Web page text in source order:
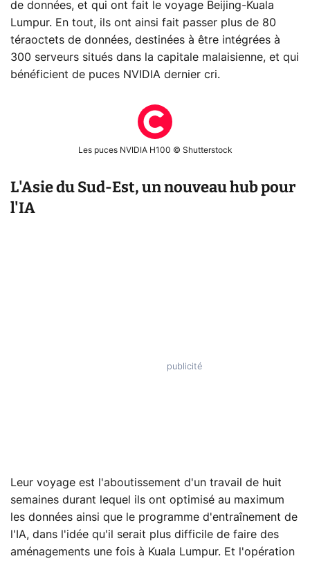
de données, et qui ont fait le voyage Beijing-Kuala
Lumpur. En tout, ils ont ainsi fait passer plus de 80
téraoctets de données, destinées à être intégrées à
300 serveurs situés dans la capitale malaisienne, et qui
bénéficient de puces NVIDIA dernier cri.
Les puces NVIDIA H100 © Shutterstock
L'Asie du Sud-Est, un nouveau hub pour
l'IA
Leur voyage est l'aboutissement d'un travail de huit
semaines durant lequel ils ont optimisé au maximum
les données ainsi que le programme d'entraînement de
l'IA, dans l'idée qu'il serait plus difficile de faire des
aménagements une fois à Kuala Lumpur. Et l'opération